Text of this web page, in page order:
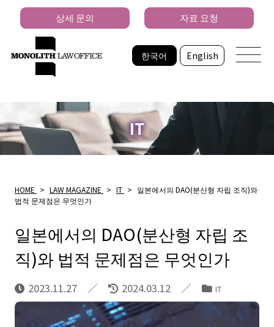
한국어 English
상세 문의 자료 요청
IT
HOME > LAW MAGAZINE > IT > 일본에서의 DAO(분산형 자립 조직)와
법적 문제점은 무엇인가
일본에서의 DAO(분산형 자립 조
직)와 법적 문제점은 무엇인가
2023.11.27 2024.03.12 IT